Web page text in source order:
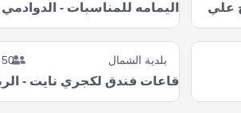
علي اليمامه للمناسبات - الدوادمي
بلدية الشمال 50 - 250
قاعات فندق لكجري نايت -